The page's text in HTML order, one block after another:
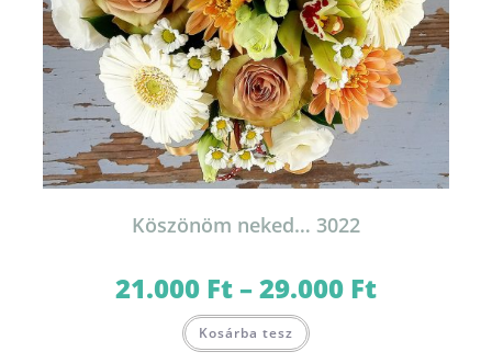
Köszönöm neked… 3022
21.000 Ft–29.000 Ft21.000 Ft
Kosárba tesz a